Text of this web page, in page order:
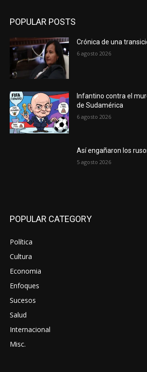
POPULAR POSTS
Crónica de una
6 agosto 2026
Infantino contra el
de Sudamérica
6 agosto 2026
Así engañaron los
5 agosto 2026
POPULAR CATEGORY
Política
Cultura
Economia
Enfoques
Sucesos
Salud
Internacional
Misc.